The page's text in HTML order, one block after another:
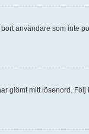
användare som inte
glömt mitt lösenord.